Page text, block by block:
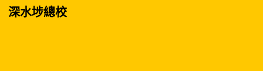
深水埗總校